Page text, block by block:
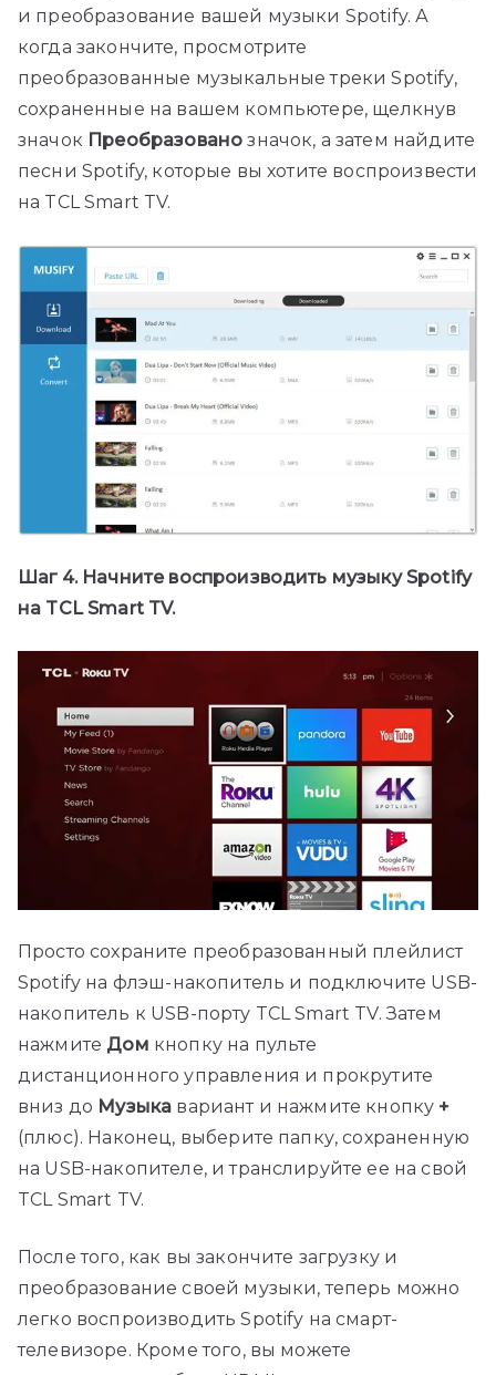
и преобразование вашей музыки Spotify. А
когда закончите, просмотрите
преобразованные музыкальные треки Spotify,
сохраненные на вашем компьютере, щелкнув
значок Преобразовано значок, а затем найдите
песни Spotify, которые вы хотите воспроизвести
на TCL Smart TV.
Шаг 4. Начните воспроизводить музыку Spotify
на TCL Smart TV.
Просто сохраните преобразованный плейлист
Spotify на флэш-накопитель и подключите USB-
накопитель к USB-порту TCL Smart TV. Затем
нажмите Дом кнопку на пульте
дистанционного управления и прокрутите
вниз до Музыка вариант и нажмите кнопку +
(плюс). Наконец, выберите папку, сохраненную
на USB-накопителе, и транслируйте ее на свой
TCL Smart TV.
После того, как вы закончите загрузку и
преобразование своей музыки, теперь можно
легко воспроизводить Spotify на смарт-
телевизоре. Кроме того, вы можете